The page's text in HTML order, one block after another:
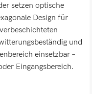
setzen optische
Design für
und
einsetzbar –
Eingangsbereich.